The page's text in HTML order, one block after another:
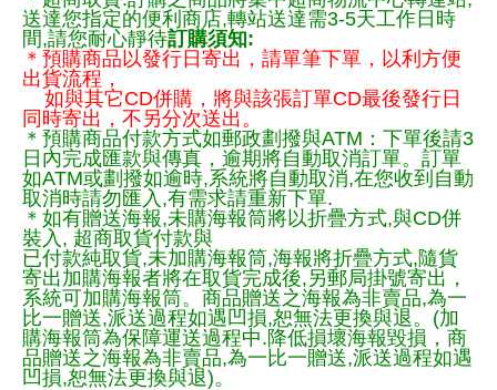
送達您指定的便利商店,轉站送達需3-5天工作日時
間,請您耐心靜待訂購須知:
＊預購商品以發行日寄出，請單筆下單，以利方便
出貨流程，
如與其它CD併購，將與該張訂單CD最後發行日
同時寄出，不另分次送出。
＊預購商品付款方式如郵政劃撥與ATM：下單後請3
日內完成匯款與傳真，逾期將自動取消訂單。訂單
如ATM或劃撥如逾時,系統將自動取消,在您收到自動
取消時請勿匯入,有需求請重新下單.
＊如有贈送海報,未購海報筒將以折疊方式,與CD併
裝入, 超商取貨付款與
已付款純取貨,未加購海報筒,海報將折疊方式,隨貨
寄出加購海報者將在取貨完成後,另郵局掛號寄出，
系統可加購海報筒。商品贈送之海報為非賣品,為一
比一贈送,派送過程如遇凹損,恕無法更換與退。(加
購海報筒為保障運送過程中.降低損壞海報毀損，商
品贈送之海報為非賣品,為一比一贈送,派送過程如遇
凹損,恕無法更換與退)。